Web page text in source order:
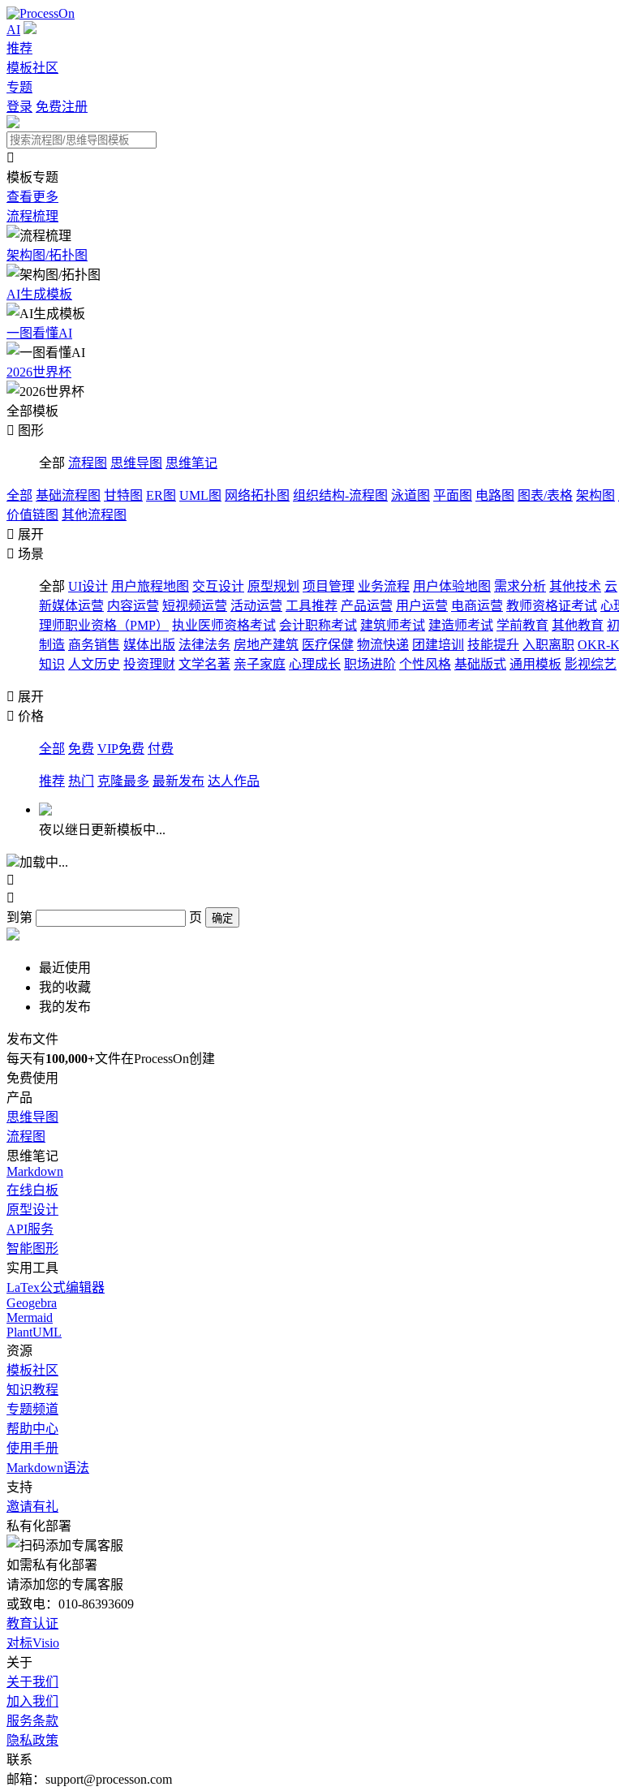
AI
推荐
模板社区
专题
登录 免费注册

模板专题
查看更多
流程梳理
架构图/拓扑图
AI生成模板
一图看懂AI
2026世界杯
全部模板
 图形
全部 流程图 思维导图 思维笔记
全部 基础流程图 甘特图 ER图 UML图 网络拓扑图 组织结构-流程图 泳道图 平面图 电路图 图表/表格 架构图
价值链图 其他流程图
 展开
 场景
全部 UI设计 用户旅程地图 交互设计 原型规划 项目管理 业务流程 用户体验地图 需求分析 其他技术 云
新媒体运营 内容运营 短视频运营 活动运营 工具推荐 产品运营 用户运营 电商运营 教师资格证考试 心
理师职业资格（PMP）
执业医师资格考试 会计职称考试 建筑师考试 建造师考试 学前教育 其他教育
制造 商务销售 媒体出版 法律法务 房地产建筑 医疗保健 物流快递 团建培训 技能提升 入职离职 OKR-
知识 人文历史 投资理财 文学名著 亲子家庭 心理成长 职场进阶 个性风格 基础版式 通用模板 影视综艺
 展开
 价格
全部 免费 VIP免费 付费
推荐 热门 克隆最多 最新发布 达人作品
夜以继日更新模板中...
加载中...


到第
页 确定
最近使用
我的收藏
我的发布
发布文件
每天有100,000+文件在ProcessOn创建
免费使用
产品
思维导图
流程图
思维笔记
Markdown
在线白板
原型设计
API服务
智能图形
实用工具
LaTex公式编辑器
Geogebra
Mermaid
PlantUML
资源
模板社区
知识教程
专题频道
帮助中心
使用手册
Markdown语法
支持
邀请有礼
私有化部署
如需私有化部署
请添加您的专属客服
或致电：010-86393609
教育认证
对标Visio
关于
关于我们
加入我们
服务条款
隐私政策
联系
邮箱：support@processon.com